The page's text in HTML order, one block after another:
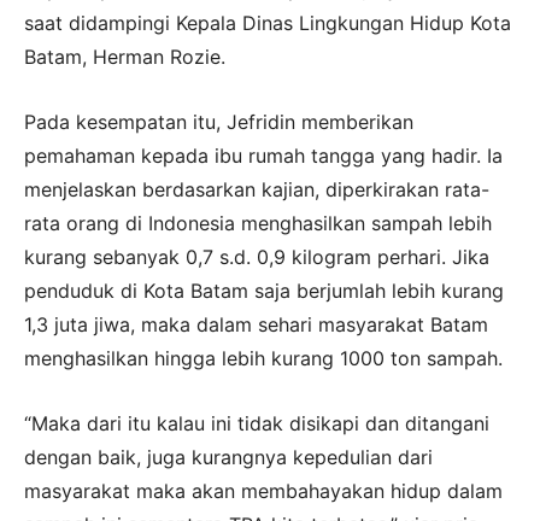
saat didampingi Kepala Dinas Lingkungan Hidup Kota
Batam, Herman Rozie.
Pada kesempatan itu, Jefridin memberikan
pemahaman kepada ibu rumah tangga yang hadir. Ia
menjelaskan berdasarkan kajian, diperkirakan rata-
rata orang di Indonesia menghasilkan sampah lebih
kurang sebanyak 0,7 s.d. 0,9 kilogram perhari. Jika
penduduk di Kota Batam saja berjumlah lebih kurang
1,3 juta jiwa, maka dalam sehari masyarakat Batam
menghasilkan hingga lebih kurang 1000 ton sampah.
“Maka dari itu kalau ini tidak disikapi dan ditangani
dengan baik, juga kurangnya kepedulian dari
masyarakat maka akan membahayakan hidup dalam